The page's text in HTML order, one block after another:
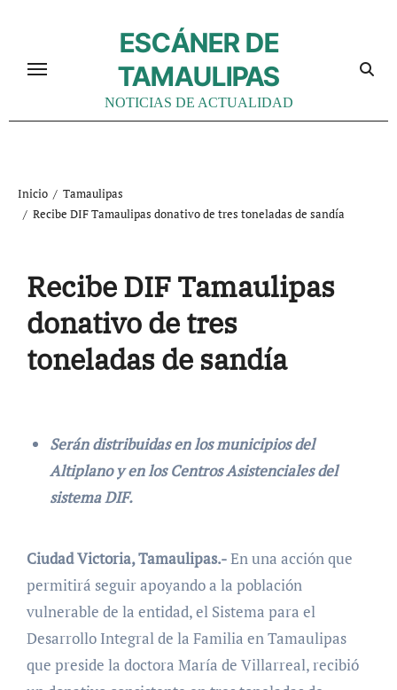
contenido
ESCÁNER DE
TAMAULIPAS
NOTICIAS DE ACTUALIDAD
Inicio
Tamaulipas
Recibe DIF Tamaulipas donativo de tres toneladas de sandía
Recibe DIF Tamaulipas
donativo de tres
toneladas de sandía
Serán distribuidas en los municipios del
Altiplano y en los Centros Asistenciales del
sistema DIF.
Ciudad Victoria, Tamaulipas.-En una acción que
permitirá seguir apoyando a la población
vulnerable de la entidad, el Sistema para el
Desarrollo Integral de la Familia en Tamaulipas
que preside la doctora María de Villarreal, recibió